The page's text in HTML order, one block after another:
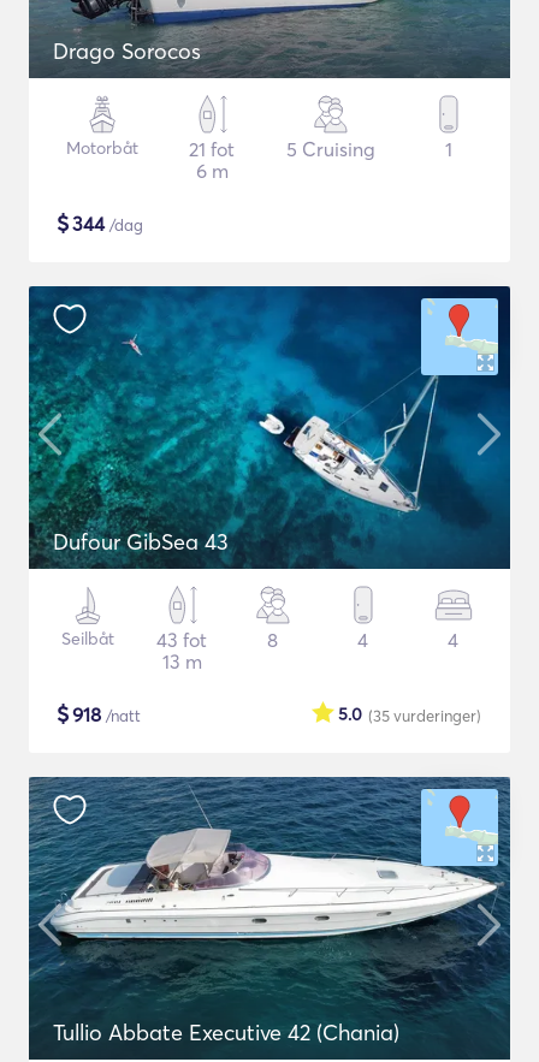
Drago Sorocos
Motorbåt
21 fot
6 m
5 Cruising 1
$344/dag
Dufour GibSea 43
Seilbåt
43 fot
13 m
8 4 4
$918 /natt (35vurderinger)
5.0
Tullio Abbate Executive 42 (Chania)